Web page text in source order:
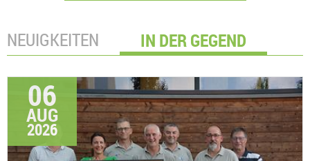
NEUIGKEITEN IN DER GEGEND
06
AUG
2026